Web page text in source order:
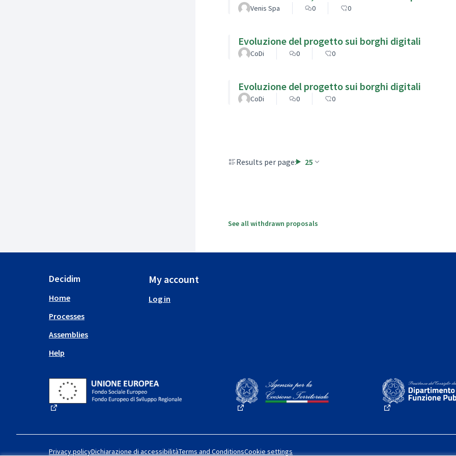
Venis Spa 0 0
Evoluzione del progetto sui borghi digitali
CoDi 0 0
Evoluzione del progetto sui borghi digitali
CoDi 0 0
Results per page: 25
See all withdrawn proposals
Decidim
Home
Processes
Assemblies
Help
My account
Log in
Privacy policyDichiarazione di accessibilitàTerms and ConditionsCookie settings